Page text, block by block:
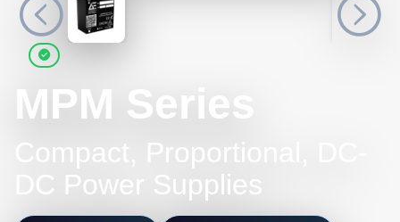
MPM Series
Compact, Proportional, DC-
DC Power Supplies